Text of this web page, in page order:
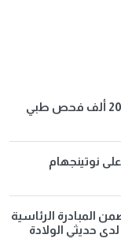
تنفيذا لتوجيهات القيادة السياسية.. اجراء 20 ألف فحص طبي
نوتينجهام
طفل ضمن المبادرة الرئاسية
حديثي الولادة